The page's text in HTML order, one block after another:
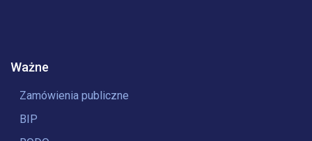
Ważne
Zamówienia publiczne
BIP